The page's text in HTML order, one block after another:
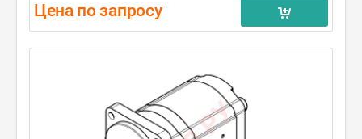
Цена по запросу